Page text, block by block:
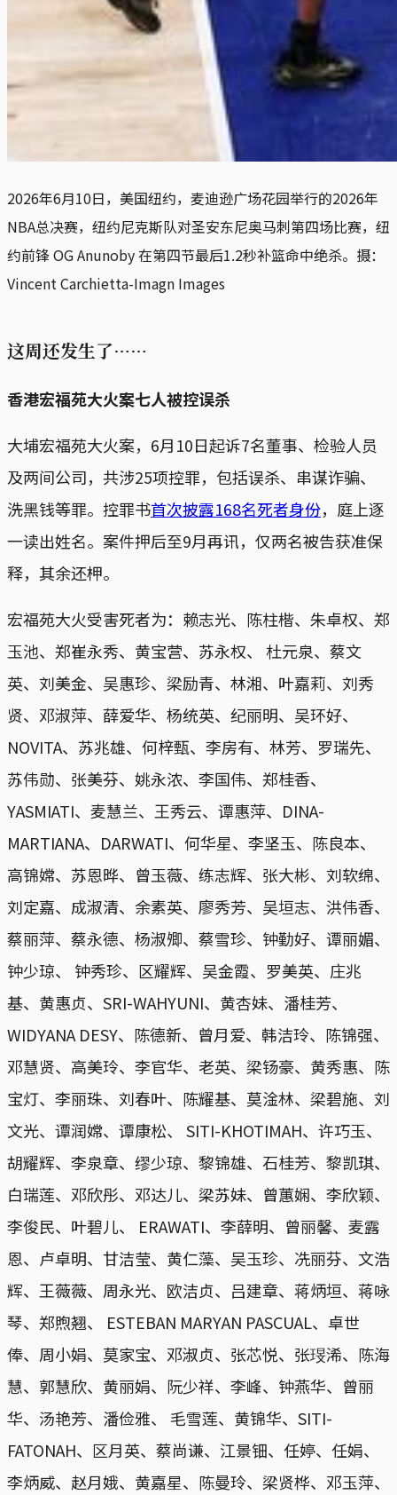
2026年6月10日，美国纽约，麦迪逊广场花园举行的2026年
NBA总决赛，纽约尼克斯队对圣安东尼奥马刺第四场比赛，纽
约前锋 OG Anunoby 在第四节最后1.2秒补篮命中绝杀。摄：
Vincent Carchietta-Imagn Images
这周还发生了……
香港宏福苑大火案七人被控误杀
大埔宏福苑大火案，6月10日起诉7名董事、检验人员
及两间公司，共涉25项控罪，包括误杀、串谋诈骗、
洗黑钱等罪。控罪书首次披露168名死者身份，庭上逐
一读出姓名。案件押后至9月再讯，仅两名被告获准保
释，其余还柙。
宏福苑大火受害死者为：赖志光、陈柱楷、朱卓权、郑
玉池、郑崔永秀、黄宝营、苏永权、 杜元泉、蔡文
英、刘美金、吴惠珍、梁励青、林湘、叶嘉莉、刘秀
贤、邓淑萍、薛爱华、杨统英、纪丽明、吴环好、
NOVITA、苏兆雄、何梓甄、李房有、林芳、罗瑞先、
苏伟勋、张美芬、姚永浓、李国伟、郑桂香、
YASMIATI、麦慧兰、王秀云、谭惠萍、DINA-
MARTIANA、DARWATI、何华星、李坚玉、陈良本、
高锦嫦、苏恩晔、曾玉薇、练志辉、张大彬、刘软绵、
刘定嘉、成淑清、余素英、廖秀芳、吴垣志、洪伟香、
蔡丽萍、蔡永德、杨淑𡖖、蔡雪珍、钟勤好、谭丽媚、
钟少琼、 钟秀珍、区耀辉、吴金霞、罗美英、庄兆
基、黄惠贞、SRI-WAHYUNI、黄杏妹、潘桂芳、
WIDYANA DESY、陈德新、曾月爱、韩洁玲、陈锦强、
邓慧贤、高美玲、李官华、老英、梁钖豪、黄秀惠、陈
宝灯、李丽珠、刘春叶、陈耀基、莫淦林、梁碧施、刘
文光、谭润嫦、谭康松、 SITI-KHOTIMAH、许巧玉、
胡耀辉、李泉章、缪少琼、黎锦雄、石桂芳、黎凯琪、
白瑞莲、邓欣彤、邓达儿、梁苏妹、曾蕙娴、李欣颖、
李俊民、叶碧儿、 ERAWATI、李薛明、曾丽馨、麦露
恩、卢卓明、甘洁莹、黄仁藻、吴玉珍、冼丽芬、文浩
辉、王薇薇、周永光、欧洁贞、吕建章、蒋炳垣、蒋咏
琴、郑煦翘、 ESTEBAN MARYAN PASCUAL、卓世
俸、周小娟、莫家宝、邓淑贞、张芯悦、张琝浠、陈海
慧、郭慧欣、黄丽娟、阮少祥、李峰、钟燕华、曾丽
华、汤艳芳、潘俭雅、 毛雪莲、黄锦华、SITI-
FATONAH、区月英、蔡尚谦、江景钿、任婷、任娟、
李炳威、赵月娥、黄嘉星、陈曼玲、梁贤桦、邓玉萍、